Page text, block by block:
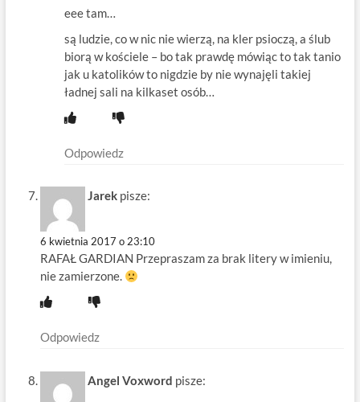
eee tam…
są ludzie, co w nic nie wierzą, na kler psioczą, a ślub
biorą w kościele – bo tak prawdę mówiąc to tak tanio
jak u katolików to nigdzie by nie wynajęli takiej
ładnej sali na kilkaset osób…
Odpowiedz
Jarek pisze:
6 kwietnia 2017 o 23:10
RAFAŁ GARDIAN Przepraszam za brak litery w imieniu,
nie zamierzone.
Odpowiedz
Angel Voxword pisze: